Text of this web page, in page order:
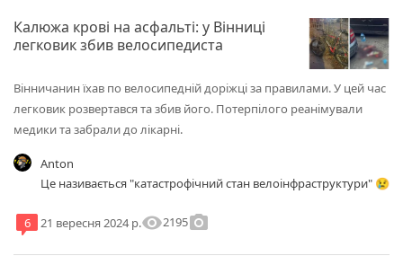
Калюжа крові на асфальті: у Вінниці
легковик збив велосипедиста
Вінничанин їхав по велосипедній доріжці за правилами. У цей час
легковик розвертався та збив його. Потерпілого реанімували
медики та забрали до лікарні.
Anton
Це називається "катастрофічний стан велоінфраструктури" 😢
6 21 вересня 2024 р.visibility2195photo_camera